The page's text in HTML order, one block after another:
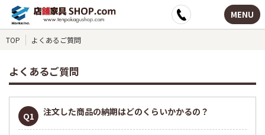
MENU
TOP よくあるご質問
よくあるご質問
Q1 注文した商品の納期はどのくらいかかるの？